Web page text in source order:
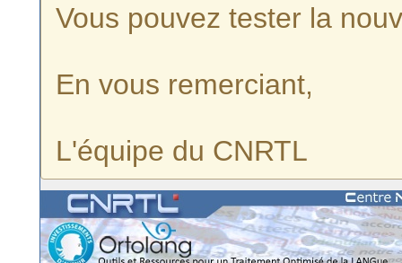
Vous pouvez tester la
En vous remerciant,
L'équipe du CNRTL